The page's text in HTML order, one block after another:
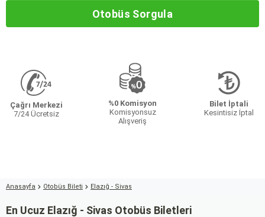
Otobüs Sorgula
Çağrı Merkezi
7/24 Ücretsiz
%0 Komisyon
Komisyonsuz
Alışveriş
Bilet İptali
Kesintisiz İptal
Anasayfa Otobüs Bileti Elazığ - Sivas
En Ucuz Elazığ - Sivas Otobüs Biletleri